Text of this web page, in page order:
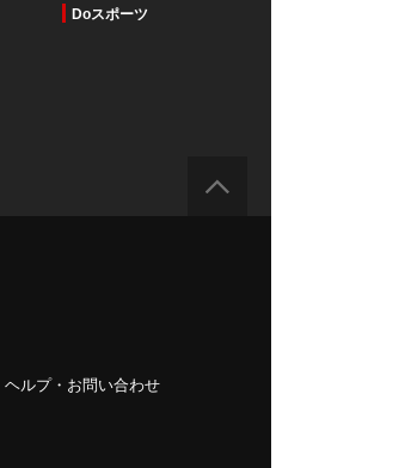
Doスポーツ
ヘルプ・お問い合わせ